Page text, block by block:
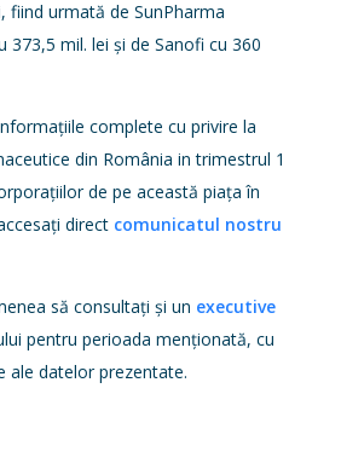
fiind urmată de SunPharma
373,5 mil. lei și de Sanofi cu 360
complete cu privire la
din România in trimestrul 1
de pe această piața în
direct comunicatul nostru
să consultați și un executive
pentru perioada menționată, cu
ale datelor prezentate.